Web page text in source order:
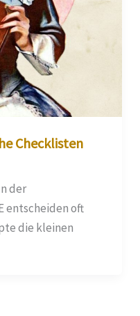
Checklisten
der
entscheiden oft
die kleinen